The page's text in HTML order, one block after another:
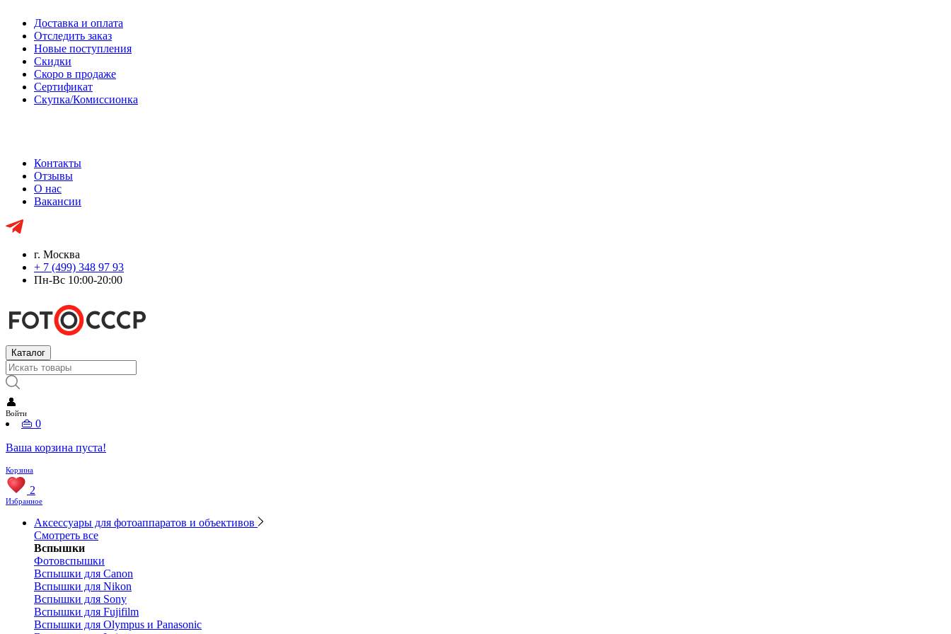
Доставка и оплата
Отследить заказ
Новые поступления
Скидки
Скоро в продаже
Сертификат
Скупка/Комиссионка
Контакты
Отзывы
О нас
Вакансии
г. Москва
+ 7 (499) 348 97 93
Пн-Вс 10:00-20:00
Каталог
👤
Войти
👜 0
Ваша корзина пуста!
Корзина
2
Избранное
Аксессуары для фотоаппаратов и объективов
Смотреть все
Вспышки
Фотовспышки
Вспышки для Canon
Вспышки для Nikon
Вспышки для Sony
Вспышки для Fujifilm
Вспышки для Olympus и Panasonic